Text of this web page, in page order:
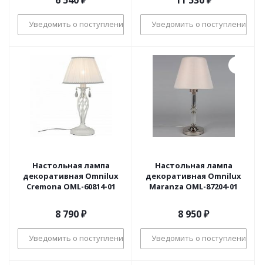
Уведомить о поступлении Уведомить о поступлении
Настольная лампа
декоративная Omnilux
Cremona OML-60814-01
8 790₽
Уведомить о поступлении
Настольная лампа
декоративная Omnilux
Maranza OML-87204-01
8 950₽
Уведомить о поступлении